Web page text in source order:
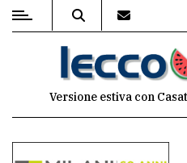
MENUVersione estiva con